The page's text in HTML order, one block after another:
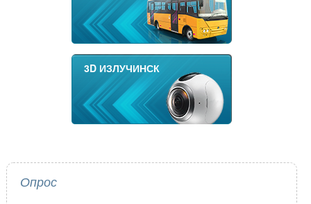
3D ИЗЛУЧИНСК
Опрос